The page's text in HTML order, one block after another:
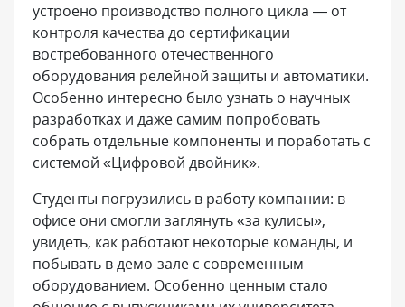
устроено производство полного цикла — от
контроля качества до сертификации
востребованного отечественного
оборудования релейной защиты и автоматики.
Особенно интересно было узнать о научных
разработках и даже самим попробовать
собрать отдельные компоненты и поработать с
системой «Цифровой двойник».
Студенты погрузились в работу компании: в
офисе они смогли заглянуть «за кулисы»,
увидеть, как работают некоторые команды, и
побывать в демо-зале с современным
оборудованием. Особенно ценным стало